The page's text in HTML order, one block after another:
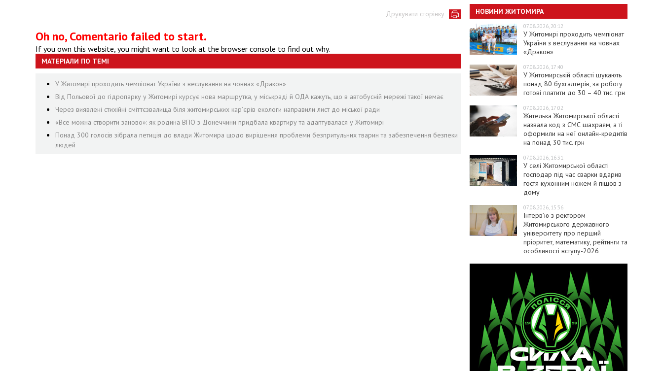
Друкувати сторінку
Oh no, Comentario failed to start.
If you own this website, you might want to look at the browser console to find out why.
МАТЕРІАЛИ ПО ТЕМІ
У Житомирі проходить чемпіонат України з веслування на човнах «Дракон»
Від Польової до гідропарку у Житомирі курсує нова маршрутка, у міськраді й ОДА кажуть, що в автобусній мережі такої немає
Через виявлені стихійні сміттєзвалища біля житомирських кар’єрів екологи направили лист до міської ради
«Все можна створити заново»: як родина ВПО з Донеччини придбала квартиру та адаптувалася у Житомирі
Понад 300 голосів зібрала петиція до влади Житомира щодо вирішення проблеми безпритульних тварин та забезпечення безпеки
людей
НОВИНИ ЖИТОМИРА
07.08.2026, 20:12
У Житомирі проходить чемпіонат
України з веслування на човнах
«Дракон»
07.08.2026, 17:40
У Житомирській області шукають
понад 80 бухгалтерів, за роботу
готові платити до 30 – 40 тис. грн
07.08.2026, 17:02
Жителька Житомирської області
назвала код з СМС шахраям, а ті
оформили на неї онлайн-кредитів
на понад 30 тис. грн
07.08.2026, 16:31
У селі Житомирської області
господар під час сварки вдарив
гостя кухонним ножем й пішов з
дому
07.08.2026, 15:36
Інтерв’ю з ректором
Житомирського державного
університету про перший
пріоритет, математику, рейтинги та
особливості вступу-2026